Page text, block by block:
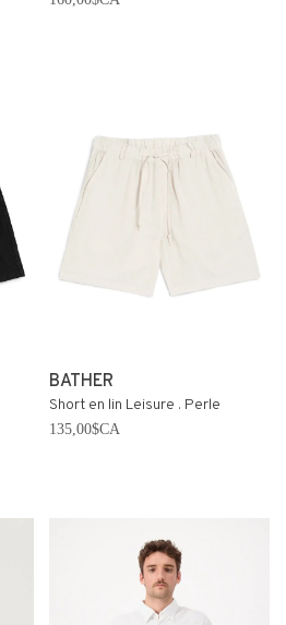
BATHER
Short en lin Leisure . Perle
135,00$CA